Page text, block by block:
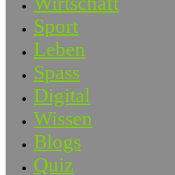
Sport
Leben
Spass
Digital
Wissen
Blogs
Quiz